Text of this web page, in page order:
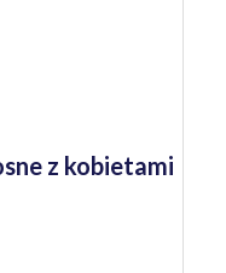
z kobietami